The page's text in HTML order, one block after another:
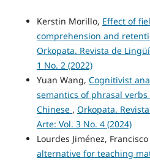
Kerstin Morillo, Effect of
comprehension and
Orkopata. Revista de
1 No. 2 (2022)
Yuan Wang, Cognitivist
semantics of phrasal
Chinese , Orkopata.
Arte: Vol. 3 No. 4 (2024)
Lourdes Jiménez,
alternative for teaching